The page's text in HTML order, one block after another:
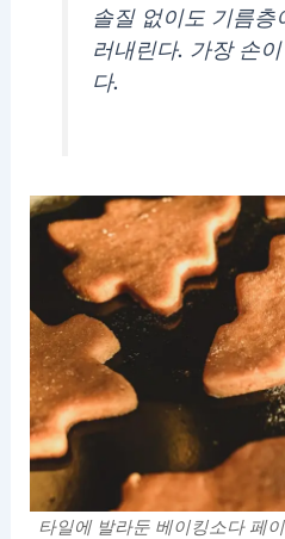
솔질 없이도 기름층
러내린다. 가장 손
다.
타일에 발라둔 베이킹소다 페